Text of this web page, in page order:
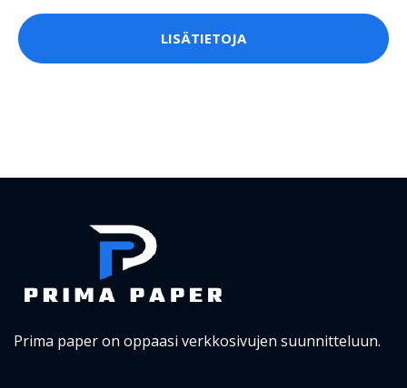
LISÄTIETOJA
Prima paper on oppaasi verkkosivujen suunnitteluun.